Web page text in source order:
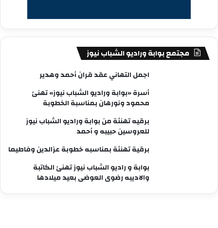
مجتمع بوابة وراديو الشباب نيوز
اجمل التهاني عقد قران أحمد وهدير
أسرة «بوابة وراديو الشباب نيوز» تهنئ
محمود ونورهان بمناسبة الخطوبة
برقيه تهنئة من بوابة وراديو الشباب نيوز
للعروسين حبيبه و أحمد
برقية تهنئة بمناسبه خطوبة عزالدين وفاطيما
بوابة و راديو الشباب نيوز تهنئ الكاتبة
والاديبه رضوى العوضى بعيد ميلادها